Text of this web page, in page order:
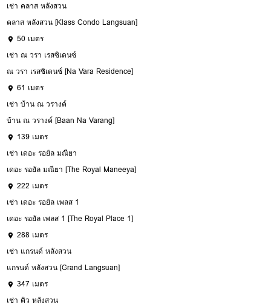
เช่า คลาส หลังสวน
คลาส หลังสวน [Klass Condo Langsuan]
50 เมตร
เช่า ณ วรา เรสซิเดนซ์
ณ วรา เรสซิเดนซ์ [Na Vara Residence]
61 เมตร
เช่า บ้าน ณ วรางค์
บ้าน ณ วรางค์ [Baan Na Varang]
139 เมตร
เช่า เดอะ รอยัล มณียา
เดอะ รอยัล มณียา [The Royal Maneeya]
222 เมตร
เช่า เดอะ รอยัล เพลส 1
เดอะ รอยัล เพลส 1 [The Royal Place 1]
288 เมตร
เช่า แกรนด์ หลังสวน
แกรนด์ หลังสวน [Grand Langsuan]
347 เมตร
เช่า คิว หลังสวน